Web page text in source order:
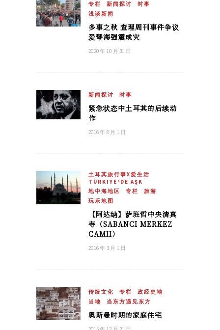
专栏 新闻探讨
时事
浅谈新闻
多事之秋 查理周刊事件争议
爱琴海强震成灾
2020 年 10 月 31 日
新闻探讨 时事
紧急状态中土耳其的后续动
作
2016 年 8 月 1 日
土耳其旅行事X爱生活
TÜRKIYE'DE AŞK
地中海地区
专栏
旅游
玩乐地图
【阿达纳】萨班哲中央清真
寺（SABANCI MERKEZ
CAMII）
2016 年 3 月 1 日
传统文化 专栏
政经史地
当地
当东方遇见东方
奥斯曼时期的家庭住宅